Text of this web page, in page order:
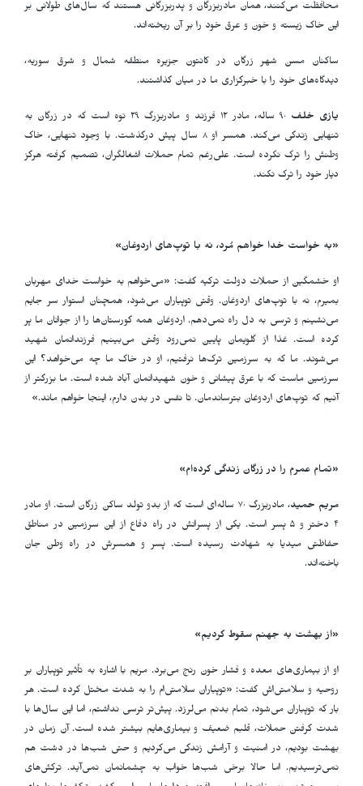
محافظت می‌کنند، همان مادربزرگان و پدربزرگانی هستند که سال‌های طولانی بر
این خاک زیسته و خون و عرق خود را بر آن ریخته‌اند.
ساکنان مسن شهر زرگان در کانتون جزیره منطقه شمال و شرق سوریه،
دیدگاه‌های خود را با خبرگزاری ما در میان گذاشتند.
یازی خلف
۹۰ ساله، مادر ۱۲ فرزند و مادربزرگ ۲۹ نوه است که در زرگان به
تنهایی زندگی می‌کند. همسر او ۸ سال پیش درگذشت. با وجود تنهایی، خاک
وطنش را ترک نکرده است. علی‌رغم تمام حملات اشغالگران، تصمیم گرفته هرگز
دیار خود را ترک نکند.
«به خواست خدا خواهم مُرد، نه با توپ‌های اردوغان»
او خشمگین از حملات دولت ترکیه گفت: «می‌خواهم به خواست خدای مهربان
بمیرم، نه با توپ‌های اردوغان. وقتی توپباران می‌شود، همچنان استوار سر جایم
می‌نشینم و ترسی به دل راه نمی‌دهم. اردوغان همه گورستان‌ها را از جوانان ما پر
کرده است. غذا از گلویمان پایین نمی‌رود وقتی می‌بینیم فرزندانمان شهید
می‌شوند. ما که به سرزمین ترک‌ها نرفتیم، او در خاک ما چه می‌خواهد؟ این
سرزمین ماست که با عرق پیشانی و خون شهیدانمان آباد شده است. ما بزرگتر از
آنیم که توپ‌های اردوغان بترساندمان. تا نفس در بدن دارم، اینجا خواهم ماند.
»
«تمام عمرم را در زرگان زندگی کرده‌ام»
مریم حمید
، مادربزرگ ۷۰ ساله‌ای است که از بدو تولد ساکن زرگان است. او مادر
۴ دختر و ۵ پسر است. یکی از پسرانش در راه دفاع از این سرزمین در مناطق
حفاظتی میدیا به شهادت رسیده است. پسر و همسرش در راه وطن جان
باخته‌اند.
«از بهشت به جهنم سقوط کردیم»
او از بیماری‌های معده و فشار خون رنج می‌برد. مریم با اشاره به تأثیر توپباران بر
روحیه و سلامتی‌اش گفت: «توپباران سلامتی‌ام را به شدت مختل کرده است. هر
بار که توپباران می‌شود، تمام بدنم می‌لرزد. پیش‌تر ترسی نداشتم، اما این سال‌ها با
شدت گرفتن حملات، قلبم ضعیف و بیماری‌هایم بیشتر شده است. آن زمان در
بهشت بودیم، در امنیت و آرامش زندگی می‌کردیم و حتی شب‌ها در دشت هم
نمی‌ترسیدیم. اما حالا برخی شب‌ها خواب به چشمانمان نمی‌آید. ترکش‌های